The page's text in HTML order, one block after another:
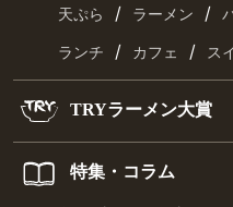
天ぷら / ラーメン /
ランチ / カフェ / ス
TRYラーメン大賞
特集・コラム